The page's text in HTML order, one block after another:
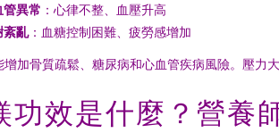
管異常 ：心律不整、血壓升高
紊亂：血糖控制困難、疲勞感增加
增加骨質疏鬆、糖尿病和心血管疾病風險。壓力
功效是什麼？營養